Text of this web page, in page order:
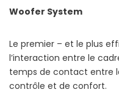
Woofer System
Le premier – et le plus
l’interaction entre le
temps de contact entre
contrôle et de confort.